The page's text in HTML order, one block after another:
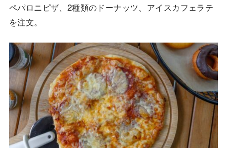
ペパロニピザ、2種類のドーナッツ、アイスカフェラテ
を注文。